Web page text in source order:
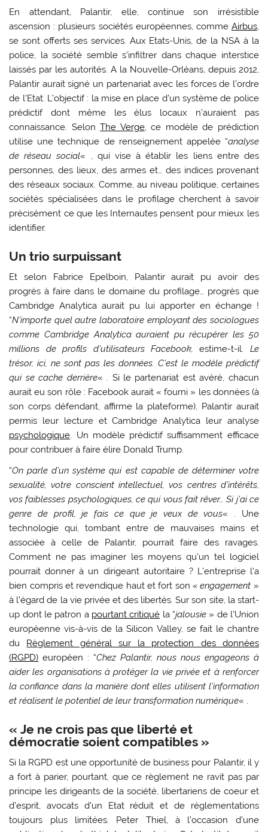
En attendant, Palantir, elle, continue son irrésistible
ascension : plusieurs sociétés européennes, comme Airbus,
se sont offerts ses services. Aux Etats-Unis, de la NSA à la
police, la société semble s’infiltrer dans chaque interstice
laissés par les autorités. A la Nouvelle-Orléans, depuis 2012,
Palantir aurait signé un partenariat avec les forces de l’ordre
de l’Etat. L’objectif : la mise en place d’un système de police
prédictif dont même les élus locaux n’auraient pas
connaissance. SelonThe Verge, ce modèle de prédiction
utilise une technique de renseignement appelée “analyse
de réseau social« , qui vise à établir les liens entre des
personnes, des lieux, des armes et… des indices provenant
des réseaux sociaux. Comme, au niveau politique, certaines
sociétés spécialisées dans le profilage cherchent à savoir
précisément ce que les Internautes pensent pour mieux les
identifier.
Un trio surpuissant
Et selon Fabrice Epelboin, Palantir aurait pu avoir des
progrès à faire dans le domaine du profilage… progrès que
Cambridge Analytica aurait pu lui apporter en échange !
“N’importe quel autre laboratoire employant des sociologues
comme Cambridge Analytica auraient pu récupérer les 50
millions de profils d’utilisateurs Facebook,estime-t-il.
Le
trésor, ici, ne sont pas les données. C’est le modèle prédictif
qui se cache derrière« . Si le partenariat est avéré, chacun
aurait eu son rôle : Facebook aurait « fourni » les données (à
son corps défendant, affirme la plateforme), Palantir aurait
permis leur lecture et Cambridge Analytica leur analyse
psychologique . Un modèle prédictif suffisamment efficace
pour contribuer à faire élire Donald Trump.
“On parle d’un système qui est capable de déterminer votre
sexualité, votre conscient intellectuel, vos centres d’intérêts,
vos faiblesses psychologiques, ce qui vous fait rêver… Si j’ai ce
genre de profil, je fais ce que je veux de vous« . Une
technologie qui, tombant entre de mauvaises mains et
associée à celle de Palantir, pourrait faire des ravages.
Comment ne pas imaginer les moyens qu’un tel logiciel
pourrait donner à un dirigeant autoritaire ? L’entreprise l’a
bien compris et revendique haut et fort son« engagement »
à l’égard de la vie privée et des libertés. Sur son site, la start-
up dont le patron a pourtant critiqué la “jalousie» de l’Union
européenne vis-à-vis de la Silicon Valley, se fait le chantre
du Règlement général sur la protection des données
(RGPD) européen : “Chez Palantir, nous nous engageons à
aider les organisations à protéger la vie privée et à renforcer
la confiance dans la manière dont elles utilisent l’information
et réalisent le potentiel de leur transformation numérique« .
« Je ne crois pas que liberté et
démocratie soient compatibles »
Si la RGPD est une opportunité de business pour Palantir, il y
a fort à parier, pourtant, que ce règlement ne ravit pas par
principe les dirigeants de la société, libertariens de coeur et
d’esprit, avocats d’un Etat réduit et de réglementations
toujours plus limitées. Peter Thiel, à l’occasion d’une